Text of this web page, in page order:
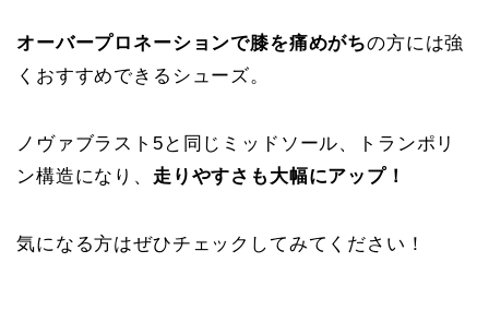
オーバープロネーションで膝を痛めがちの方には強
くおすすめできるシューズ。
ノヴァブラスト5と同じミッドソール、トランポリ
ン構造になり、 走りやすさも大幅にアップ！
気になる方はぜひチェックしてみてください！